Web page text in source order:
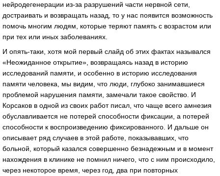
нейродегенерации из-за разрушений части нервной сети,
достраивать и возвращать назад, то у нас появится возможность
помочь многим людям, которые теряют память с возрастом или
при тех или иных заболеваниях.
И опять-таки, хотя мой первый слайд об этих фактах назывался
«Неожиданное открытие», возвращаясь назад в историю
исследований памяти, и особенно в историю исследования
памяти человека, мы видим, что люди, глубоко занимавшиеся
проблемой нарушения памяти, замечали такое свойство. И
Корсаков в одной из своих работ писал, что чаще всего амнезия
обуславливается не потерей способности фиксации, а потерей
способности к воспроизведению фиксированного. И дальше он
описывает ряд случаев в этой работе, показывавших, что
больной, который казался совершенно безнадежным и в момент
нахождения в клинике не помнил ничего, что с ним происходило,
через некоторое время, через год, два при повторных